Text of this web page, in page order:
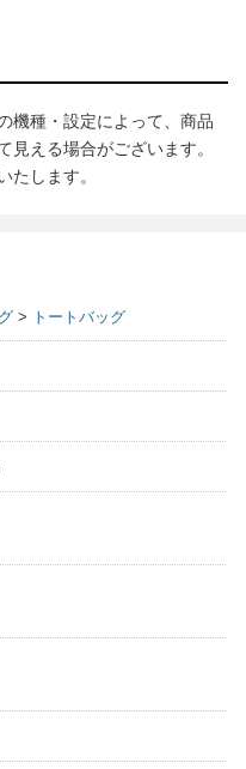
機種・設定によって、商品
える場合がございます。
たします。
> トートバッグ